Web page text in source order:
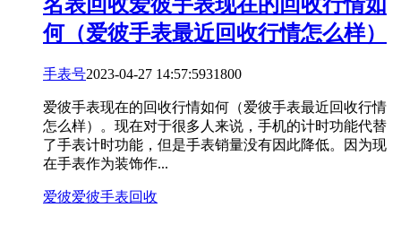
何（爱彼手表最近回收行情怎么样）
手表号2023-04-27 14:57:5931800
爱彼手表现在的回收行情如何（爱彼手表最近回收行情
怎么样）。现在对于很多人来说，手机的计时功能代替
了手表计时功能，但是手表销量没有因此降低。因为现
在手表作为装饰作...
爱彼爱彼手表回收